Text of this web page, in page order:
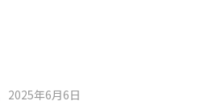
2025年6月6日